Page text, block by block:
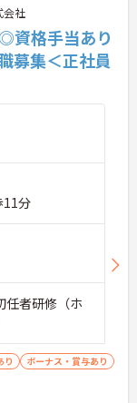
針
な
定
あ
受
る
暇
き
ま
い
ら
境
る
で
会社
資格手当あり
募集＜正社員
11分
任者研修（ホ
り
ボーナス・賞与あり